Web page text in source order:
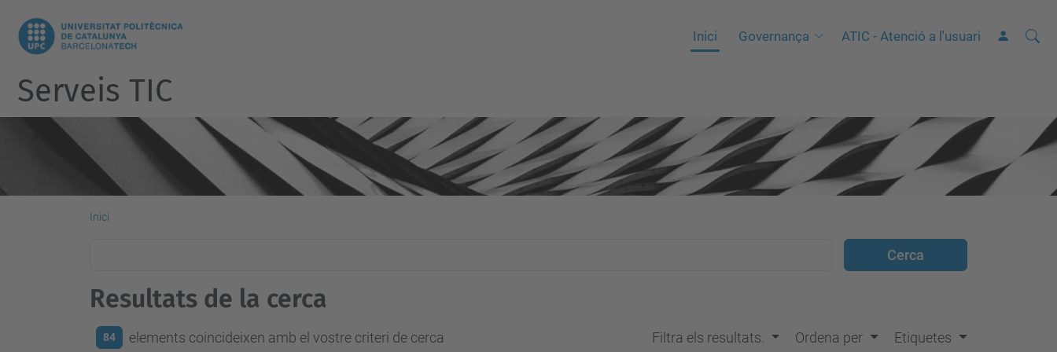
Inici Governança ATIC - Atenció a l'usuari Cerca
C
a
Serveis TIC
Inici
Resultats de la cerca
84 elements coincideixen amb el vostre criteri de cerca Filtra els resultats. Ordena per Etiquetes